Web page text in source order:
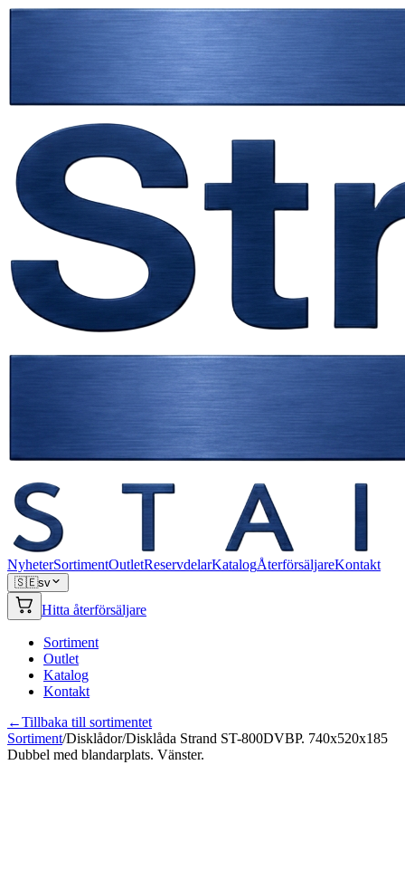
NyheterSortimentOutletReservdelarKatalogÅterförsäljareKontakt
🇸🇪sv
Hitta återförsäljare
Sortiment
Outlet
Katalog
Kontakt
←Tillbaka till sortimentet
Sortiment/Disklådor/Disklåda Strand ST-800DVBP. 740x520x185
Dubbel med blandarplats. Vänster.